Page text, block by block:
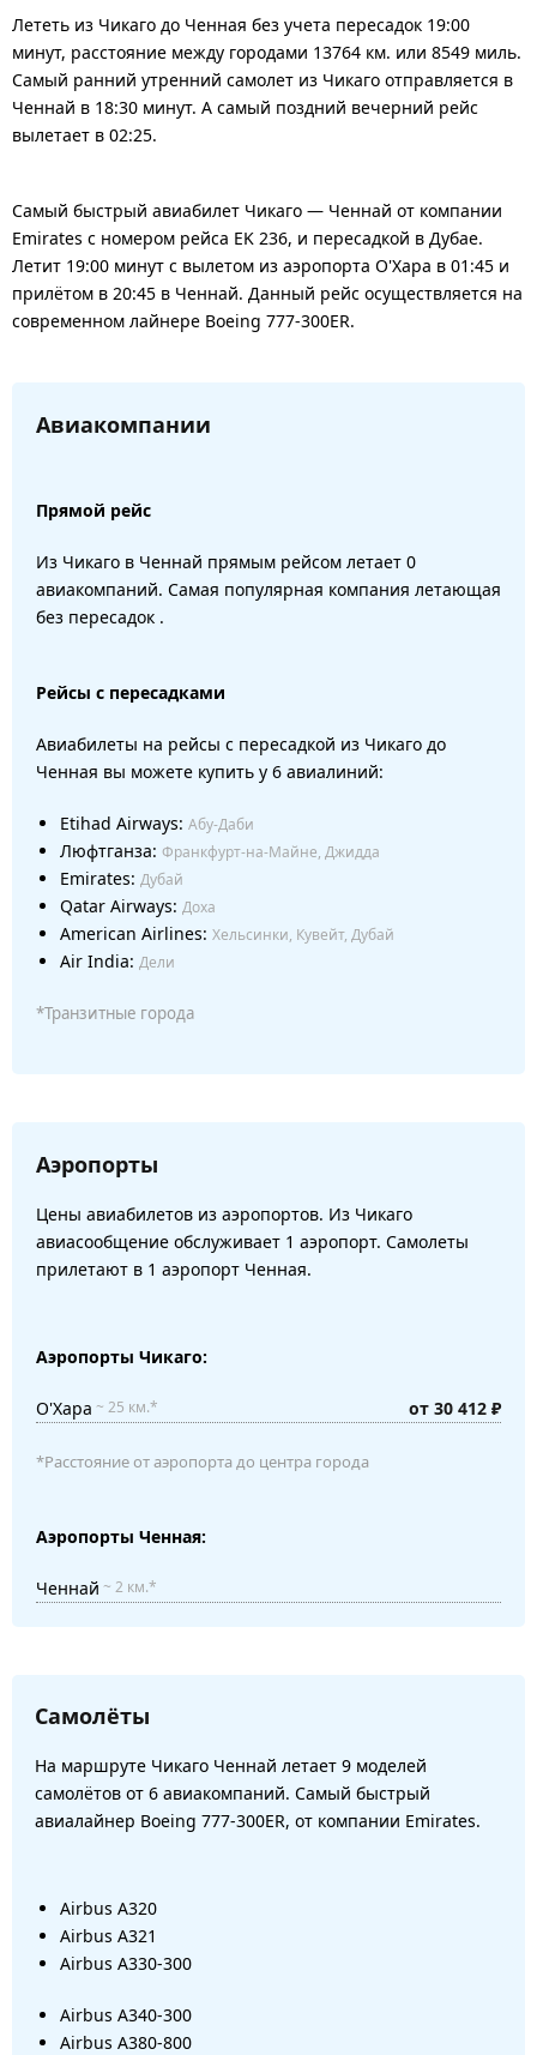
Лететь из Чикаго до Ченная без учета пересадок 19:00
минут, расстояние между городами 13764 км. или 8549 миль.
Самый ранний утренний самолет из Чикаго отправляется в
Ченнай в 18:30 минут. А самый поздний вечерний рейс
вылетает в 02:25.
Самый быстрый авиабилет Чикаго — Ченнай от компании
Emirates с номером рейса EK 236, и пересадкой в Дубае.
Летит 19:00 минут с вылетом из аэропорта О'Хара в 01:45 и
прилётом в 20:45 в Ченнай. Данный рейс осуществляется на
современном лайнере Boeing 777-300ER.
Авиакомпании
Прямой рейс
Из Чикаго в Ченнай прямым рейсом летает 0
авиакомпаний. Самая популярная компания летающая
без пересадок .
Рейсы с пересадками
Авиабилеты на рейсы с пересадкой из Чикаго до
Ченная вы можете купить у 6 авиалиний:
Etihad Airways: Абу-Даби
Люфтганза: Франкфурт-на-Майне, Джидда
Emirates: Дубай
Qatar Airways: Доха
American Airlines: Хельсинки, Кувейт, Дубай
Air India: Дели
*Транзитные города
Аэропорты
Цены авиабилетов из аэропортов. Из Чикаго
авиасообщение обслуживает 1 аэропорт. Самолеты
прилетают в 1 аэропорт Ченная.
Аэропорты Чикаго:
О'Хара ~ 25 км.* от 30 412 ₽
*Расстояние от аэропорта до центра города
Аэропорты Ченная:
Ченнай ~ 2 км.*
Самолёты
На маршруте Чикаго Ченнай летает 9 моделей
самолётов от 6 авиакомпаний. Самый быстрый
авиалайнер Boeing 777-300ER, от компании Emirates.
Airbus A320
Airbus A321
Airbus A330-300
Airbus A340-300
Airbus A380-800